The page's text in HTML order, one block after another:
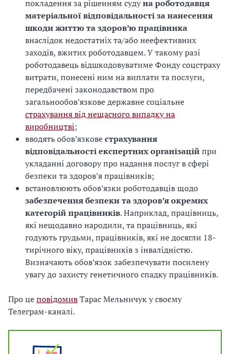
покладення за рішенням судуна роботодавця
матеріальної відповідальностіза нанесення
шкоди життю та здоров’ю працівника
внаслідок недостатніх та/або неефективних
заходів, вжитих роботодавцем. У такому разі
роботодавець відшкодовуватиме Фонду соцстраху
витрати, понесені ним на виплати та послуги,
передбачені законодавством про
загальнообов’язкове державне соціальне
страхування від нещасного випадку на
виробництві;
вводять обов’язковестрахування
відповідальності експертних організаційпри
укладанні договору про надання послуг в сфері
безпеки та здоров’я працівників;
встановлюють обов’язки роботодавців щодо
забезпечення безпеки та здоров’я окремих
категорій працівників. Наприклад, працівниць,
які нещодавно народили, та працівниць, які
годують грудьми, працівників, які не досягли 18-
тирічного віку, працівників з інвалідністю.
Визначають обов’язок забезпечувати посилену
увагу до захисту генетичного спадку працівників.
Про цеповідомивТарас Мельничук у своєму
Телеграм-каналі.